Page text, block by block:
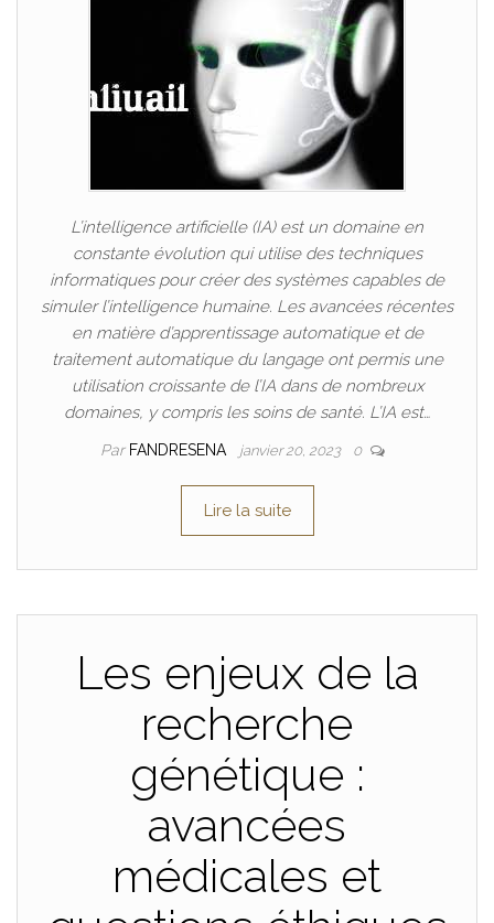
L’intelligence artificielle (IA) est un domaine en
constante évolution qui utilise des techniques
informatiques pour créer des systèmes capables de
simuler l’intelligence humaine. Les avancées récentes
en matière d’apprentissage automatique et de
traitement automatique du langage ont permis une
utilisation croissante de l’IA dans de nombreux
domaines, y compris les soins de santé. L’IA est…
Par FANDRESENA janvier 20, 2023 0
Lire la suite
Les enjeux de la
recherche
génétique :
avancées
médicales et